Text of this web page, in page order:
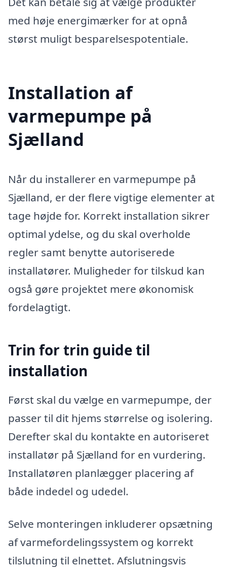
med høje energimærker for at opnå
størst muligt besparelsespotentiale.
Installation af
varmepumpe på
Sjælland
Når du installerer en varmepumpe på
Sjælland, er der flere vigtige elementer at
tage højde for. Korrekt installation sikrer
optimal ydelse, og du skal overholde
regler samt benytte autoriserede
installatører. Muligheder for tilskud kan
også gøre projektet mere økonomisk
fordelagtigt.
Trin for trin guide til
installation
Først skal du vælge en varmepumpe, der
passer til dit hjems størrelse og isolering.
Derefter skal du kontakte en autoriseret
installatør på Sjælland for en vurdering.
Installatøren planlægger placering af
både indedel og udedel.
Selve monteringen inkluderer opsætning
af varmefordelingssystem og korrekt
tilslutning til elnettet. Afslutningsvis